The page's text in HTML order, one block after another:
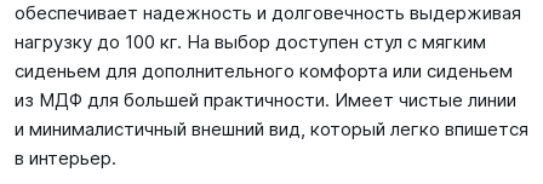
обеспечивает надежность и долговечность выдерживая
нагрузку до 100 кг. На выбор доступен стул с мягким
сиденьем для дополнительного комфорта или сиденьем
из МДФ для большей практичности. Имеет чистые линии
и минималистичный внешний вид, который легко впишется
в интерьер.